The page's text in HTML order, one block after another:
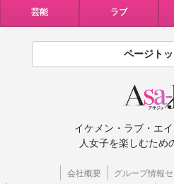
芸能 ラブ
ページト
イケメン・ラブ・エ
人女子を楽しむため
会社概要 グループ情報